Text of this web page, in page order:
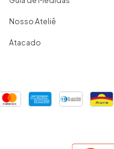
Nosso Ateliê
Atacado